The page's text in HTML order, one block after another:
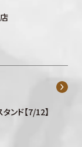
ンド【7/12】